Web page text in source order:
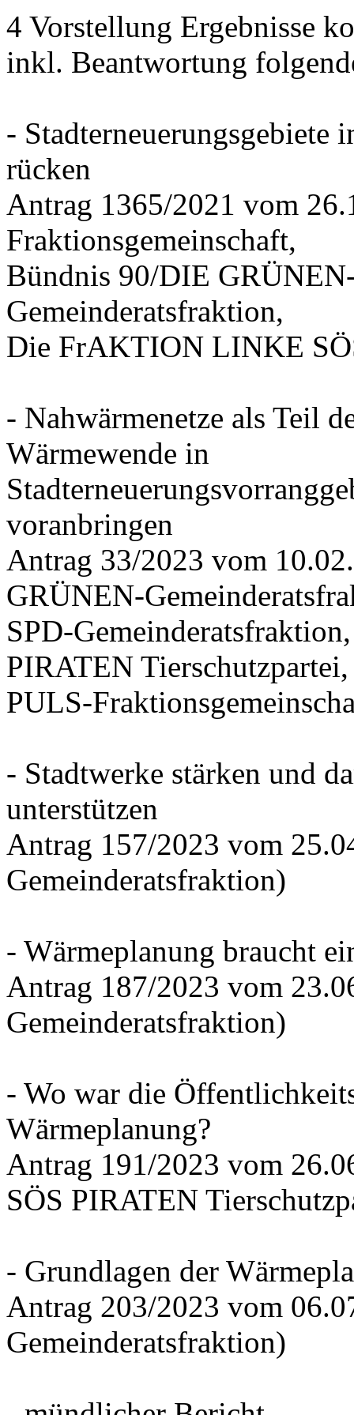
4 Vorstellung Ergebnisse
inkl. Beantwortung
- Stadterneuerungsgebiete
rücken
Antrag 1365/2021 vom
Fraktionsgemeinschaft,
Bündnis 90/DIE
Gemeinderatsfraktion,
Die FrAKTION LINKE
- Nahwärmenetze als Teil
Wärmewende in
voranbringen
Antrag 33/2023 vom
GRÜNEN-
SPD-
PIRATEN Tierschutzpartei,
PULS-
- Stadtwerke stärken und
unterstützen
Antrag 157/2023 vom
Gemeinderatsfraktion)
- Wärmeplanung braucht
Antrag 187/2023 vom
Gemeinderatsfraktion)
- Wo war die
Wärmeplanung?
Antrag 191/2023 vom
SÖS PIRATEN
- Grundlagen der
Antrag 203/2023 vom
Gemeinderatsfraktion)